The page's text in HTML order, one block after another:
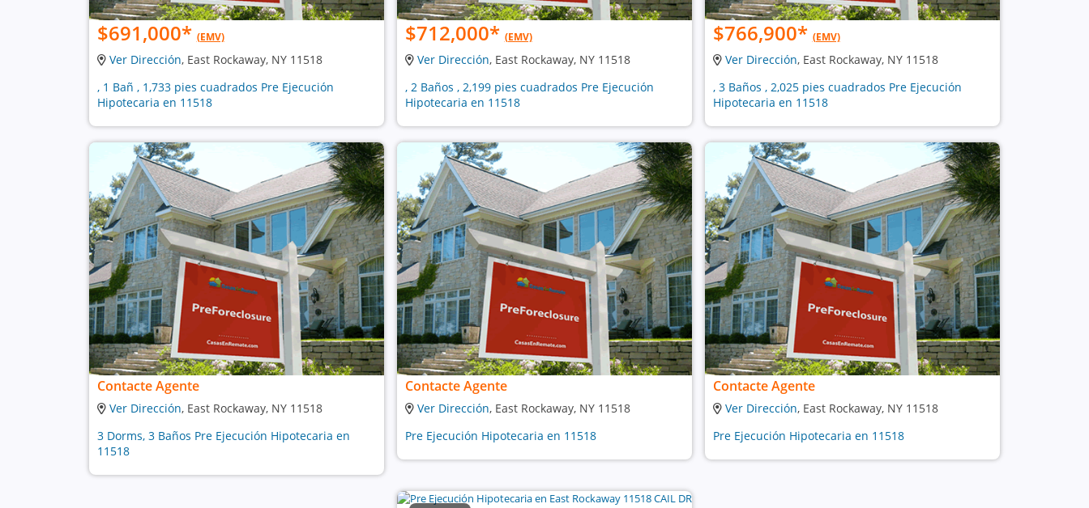
$691,000* (EMV)
Ver Dirección, East Rockaway, NY 11518
, 1 Bañ , 1,733 pies cuadrados Pre Ejecución
Hipotecaria en 11518
$712,000* (EMV)
Ver Dirección, East Rockaway, NY 11518
, 2 Baños , 2,199 pies cuadrados Pre Ejecución
Hipotecaria en 11518
$766,900* (EMV)
Ver Dirección, East Rockaway, NY 11518
, 3 Baños , 2,025 pies cuadrados Pre Ejecución
Hipotecaria en 11518
Contacte Agente
Ver Dirección, East Rockaway, NY 11518
3 Dorms, 3 Baños Pre Ejecución Hipotecaria en
11518
Contacte Agente
Ver Dirección, East Rockaway, NY 11518
Pre Ejecución Hipotecaria en 11518
Contacte Agente
Ver Dirección, East Rockaway, NY 11518
Pre Ejecución Hipotecaria en 11518